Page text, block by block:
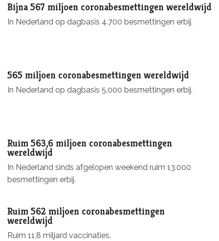
Bijna 567 miljoen coronabesmettingen wereldwijd
In Nederland op dagbasis 4.700 besmettingen erbij.
565 miljoen coronabesmettingen wereldwijd
In Nederland op dagbasis 5.000 besmettingen erbij.
Ruim 563,6 miljoen coronabesmettingen
wereldwijd
In Nederland sinds afgelopen weekend ruim 13.000
besmettingen erbij.
Ruim 562 miljoen coronabesmettingen
wereldwijd
Ruim 11,8 miljard vaccinaties.